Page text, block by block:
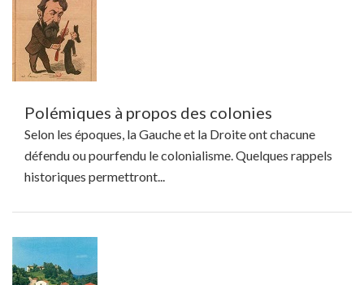
Polémiques à propos des colonies
Selon les époques, la Gauche et la Droite ont chacune
défendu ou pourfendu le colonialisme. Quelques rappels
historiques permettront...